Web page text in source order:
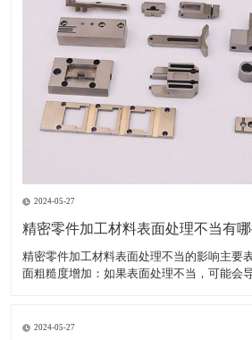
2024-05-27
精密零件加工材料表面处理不当有哪
精密零件加工材料表面处理不当的影响主要
面粗糙度增加：如果表面处理不当，可能会
蚀。表面腐蚀会导致零件的外观和性能受损
2024-05-27